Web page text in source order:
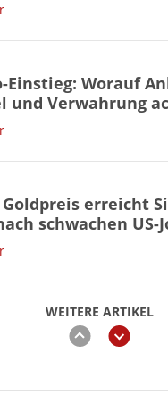
WEITERE ARTIKEL
zurückweiter
Einstieg: Worauf
und Verwahrung
Goldpreis erreicht
schwachen US-